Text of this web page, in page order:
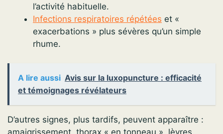
l’activité habituelle.
Infections respiratoires répétées et «
exacerbations » plus sévères qu’un simple
rhume.
A lire aussi Avis sur la luxopuncture : efficacité
et témoignages révélateurs
D’autres signes, plus tardifs, peuvent apparaître :
amaigrissement, thorax « en tonneau », lèvres